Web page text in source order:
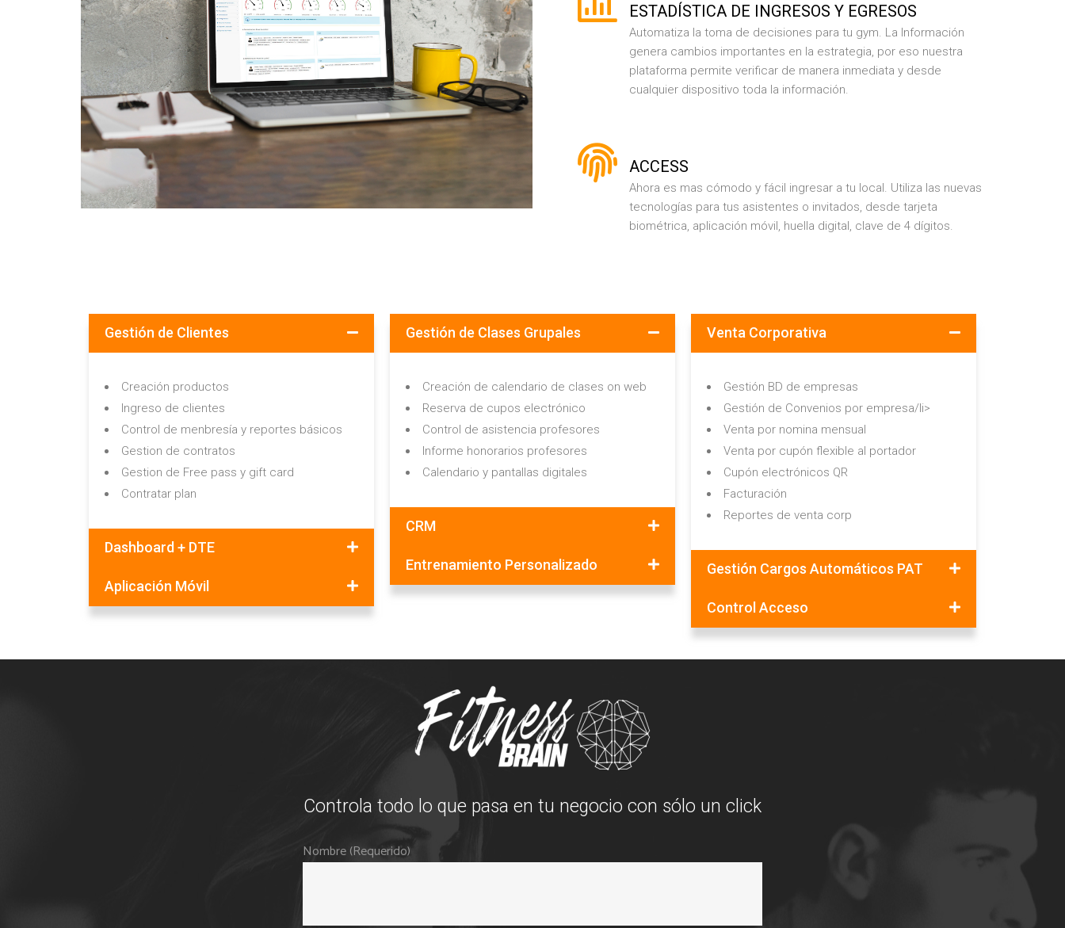
ESTADÍSTICA DE INGRESOS Y EGRESOS
Automatiza la toma de decisiones para tu gym. La Información
genera cambios importantes en la estrategia, por eso nuestra
plataforma permite verificar de manera inmediata y desde
cualquier dispositivo toda la información.​
ACCESS
Ahora es mas cómodo y fácil ingresar a tu local. Utiliza las nuevas
tecnologías para tus asistentes o invitados, desde tarjeta
biométrica, aplicación móvil, huella digital, clave de 4 dígitos.​
Gestión de Clientes
Creación productos
Ingreso de clientes
Control de menbresía y reportes básicos
Gestion de contratos
Gestion de Free pass y gift card
Contratar plan
Dashboard + DTE
Aplicación Móvil
Gestión de Clases Grupales
Creación de calendario de clases on web
Reserva de cupos electrónico
Control de asistencia profesores
Informe honorarios profesores
Calendario y pantallas digitales
CRM
Entrenamiento Personalizado
Venta Corporativa
Gestión BD de empresas
Gestión de Convenios por empresa/li>
Venta por nomina mensual
Venta por cupón flexible al portador
Cupón electrónicos QR
Facturación
Reportes de venta corp
Gestión Cargos Automáticos PAT
Control Acceso
Controla todo lo que pasa en tu negocio con sólo un click
Nombre (Requerido)